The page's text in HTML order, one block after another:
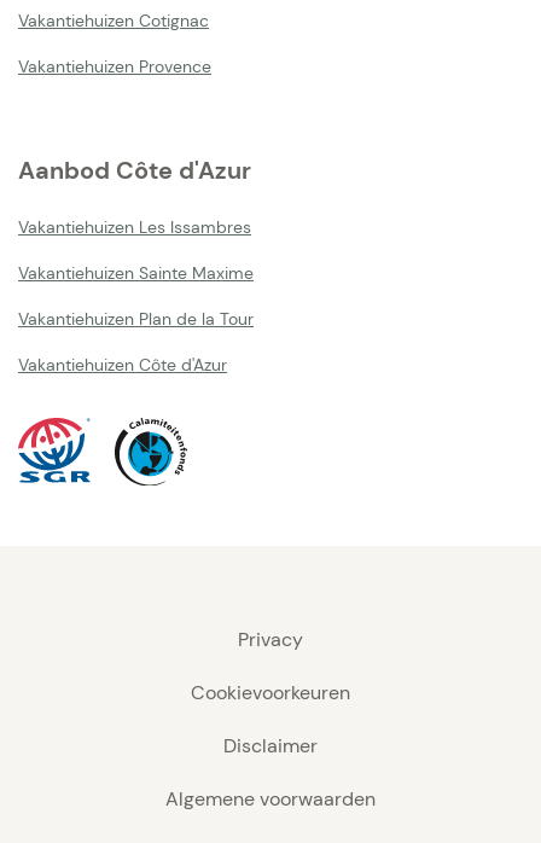
Vakantiehuizen Cotignac
Vakantiehuizen Provence
Aanbod Côte d'Azur
Vakantiehuizen Les Issambres
Vakantiehuizen Sainte Maxime
Vakantiehuizen Plan de la Tour
Vakantiehuizen Côte d'Azur
Privacy
Cookievoorkeuren
Disclaimer
Algemene voorwaarden